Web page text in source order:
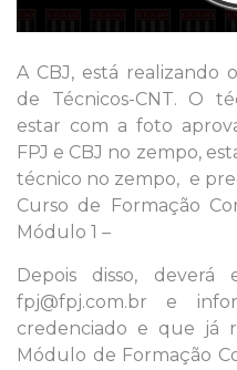
A CBJ, está realizando
de Técnicos-CNT. O
estar com a foto
FPJ e CBJ no zempo,
técnico no zempo, e
Curso de Formação
Módulo 1 –
Depois disso,
fpj@fpj.com.br e
credenciado e que já
Módulo de Formação